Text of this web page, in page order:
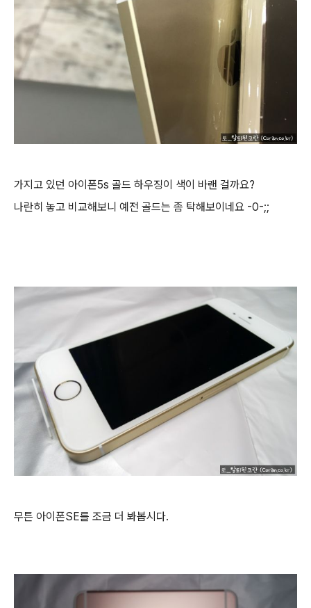
가지고 있던 아이폰5s 골드 하우징이 색이 바랜 걸까요?
나란히 놓고 비교해보니 예전 골드는 좀 탁해보이네요 -0-;;
무튼 아이폰SE를 조금 더 봐봅시다.